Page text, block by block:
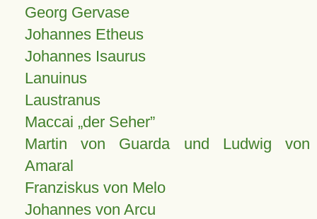
Georg Gervase
Johannes Etheus
Johannes Isaurus
Lanuinus
Laustranus
Maccai „der Seher”
Martin von Guarda und Ludwig von
Amaral
Franziskus von Melo
Johannes von Arcu